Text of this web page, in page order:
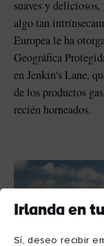
Irlanda en
Sí, deseo recibir
suaves y
algo tan
Europea le ha
Geográfica
en Jenkin's Lane,
de los productos
recién horneados.